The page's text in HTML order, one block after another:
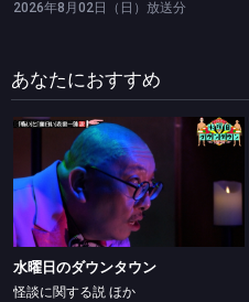
2026年8月02日（日）放送分
あなたにおすすめ
水曜日のダウンタウン
怪談に関する説 ほか
水曜日のダウンタウン
怪談に関する説 ほか